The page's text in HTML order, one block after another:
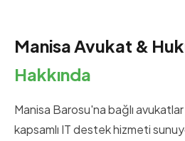
Manisa Avukat &
Hakkında
Manisa Barosu'na bağlı
kapsamlı IT destek hizmeti